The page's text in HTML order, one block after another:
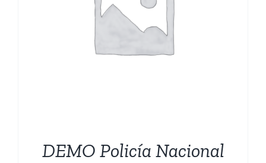
DEMO Policía Nacional